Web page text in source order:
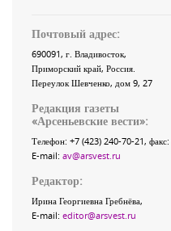
Почтовый адрес:
690091, г. Владивосток,
Приморский край, Россия
Переулок Шевченко, дом 9, 27
Редакция газеты
«Арсеньевские вести»:
Телефон: +7 (423) 240-70-21, факс:
E-mail: av@arsvest.ru
Редактор:
Ирина Георгиевна Гребнёва,
E-mail: editor@arsvest.ru